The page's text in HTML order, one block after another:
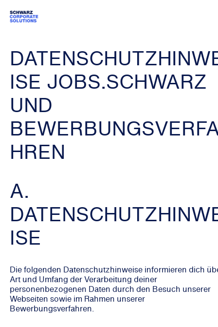
ISE JOBS.SCHWARZ
UND
HREN
A.
ISE
Die folgenden Datenschutzhinweise informieren dich
Art und Umfang der Verarbeitung deiner
personenbezogenen Daten durch den Besuch unserer
Webseiten sowie im Rahmen unserer
Bewerbungsverfahren.